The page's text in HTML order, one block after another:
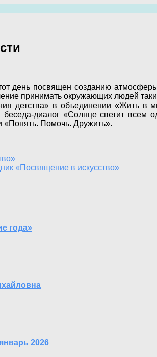
день посвящен созданию
принимать окружающих людей
детства» в объединении «Жить
диалог «Солнце светит всем
«Понять. Помочь. Дружить».
«Посвящение в искусство»
года»
2026